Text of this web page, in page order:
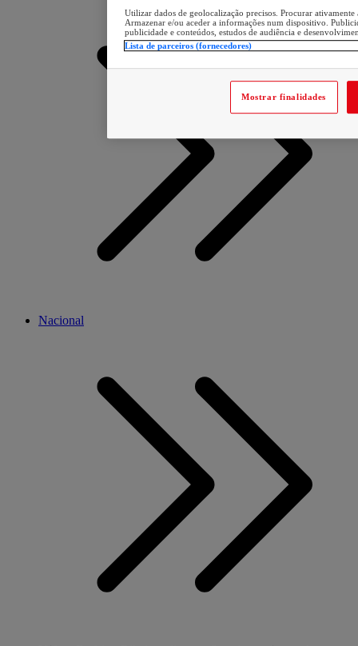
Nacional
Utilizar dados de geolocalização precisos. Procurar
Armazenar e/ou aceder a informações num dispositivo.
publicidade e conteúdos, estudos de audiência e
Lista de parceiros (fornecedores)
Mostrar finalidades